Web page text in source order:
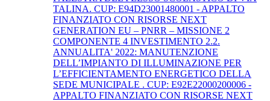
TALINA. CUP: E94D23001480001 - APPALTO
FINANZIATO CON RISORSE NEXT
GENERATION EU – PNRR – MISSIONE 2
COMPONENTE 4 INVESTIMENTO 2.2.
ANNUALITA' 2022: MANUTENZIONE
DELL’IMPIANTO DI ILLUMINAZIONE PER
L’EFFICIENTAMENTO ENERGETICO DELLA
SEDE MUNICIPALE . CUP: E92E22000200006 -
APPALTO FINANZIATO CON RISORSE NEXT